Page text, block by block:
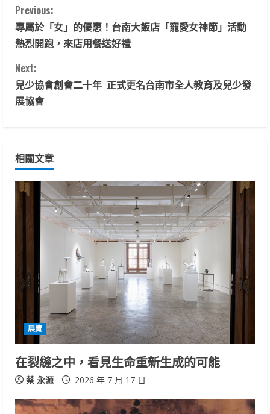
C
o
n
t
u
e
R
a
d
n
g
Previous:
專屬於「女」的優惠！台南大飯店「寵愛女神節」活動
熱烈開跑，來店用餐送好禮
Next:
兒少協會創會二十年 正式更名台南市全人教育及兒少發
展協會
相關文章
展覽
在裂縫之中，看見生命重新生成的可能
蔡 永源 2026 年 7 月 17 日